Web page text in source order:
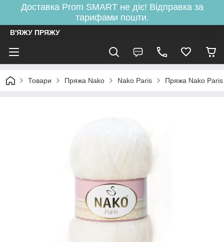
Доставка Prom SMART не діє! Відправка за
тарифами пошти.
В'ЯЖУ ПРЯЖУ
Товари Пряжа Nako Nako Paris Пряжа Nako